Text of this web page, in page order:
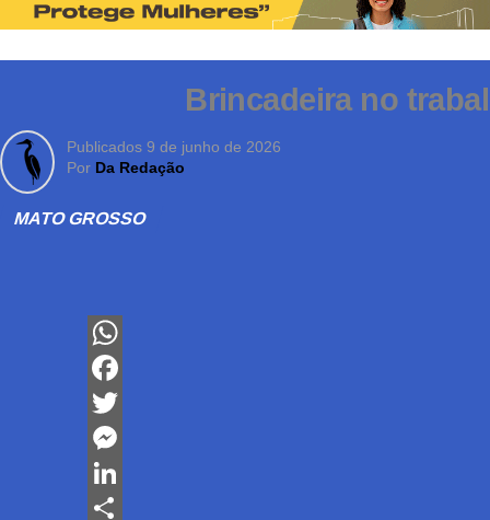
Brincadeira no
Publicados 9 de junho de 2026
Por Da Redação
MATO GROSSO
WhatsApp
Facebook
Twitter
Messenger
LinkedIn